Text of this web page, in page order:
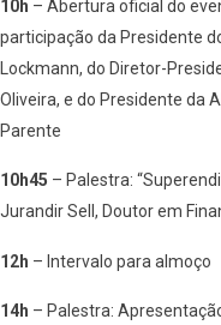
10h – Abertura oficial do
participação da Presidente
Lockmann, do Diretor-
Oliveira, e do Presidente da
Parente
10h45 – Palestra:
Jurandir Sell, Doutor em
12h – Intervalo para almoço
14h – Palestra: